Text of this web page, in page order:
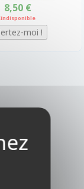
8,50 €
Indisponible